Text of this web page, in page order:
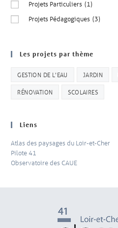
Projets Particuliers (1)
Projets Pédagogiques (3)
Les projets par thème
GESTION DE L'EAU JARDIN
RÉNOVATION SCOLAIRES
Liens
Atlas des paysages du Loir-et-Cher
Pilote 41
Observatoire des CAUE